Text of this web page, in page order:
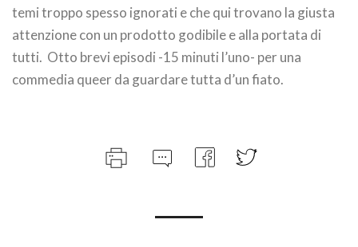
temi troppo spesso ignorati e che qui trovano la giusta
attenzione con un prodotto godibile e alla portata di
tutti. Otto brevi episodi -15 minuti l’uno- per una
commedia queer da guardare tutta d’un fiato.